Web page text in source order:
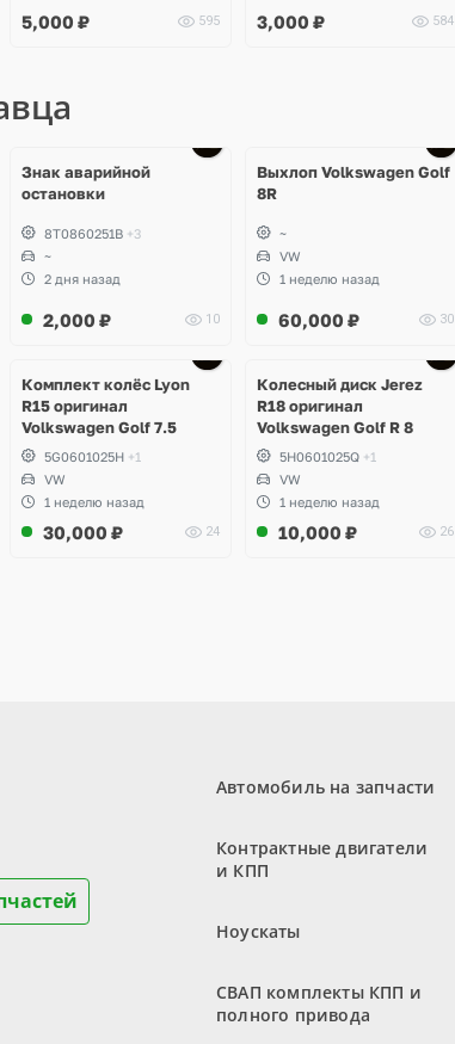
5,000 ₽ 595 3,000 ₽ 584
Знак аварийной
остановки
8T0860251B +3
~
2 дня назад
2,000 ₽ 10
Выхлоп Volkswagen Golf
8R
~
VW
1 неделю назад
60,000 ₽ 30
Комплект колёс Lyon
R15 оригинал
Volkswagen Golf 7.5
5G0601025H +1
VW
1 неделю назад
30,000 ₽ 24
Колесный диск Jerez
R18 оригинал
Volkswagen Golf R 8
5H0601025Q +1
VW
1 неделю назад
10,000 ₽ 26
Автомобиль на запчасти
Контрактные двигатели
и КПП
Ноускаты
СВАП комплекты КПП и
полного привода